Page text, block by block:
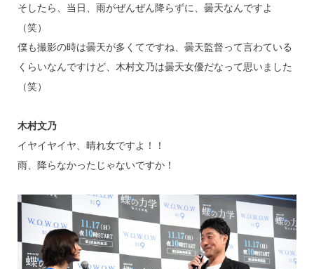
そしたら、当日、雨がぜんぜん降らずに、曇天なんですよ
（笑）
僕も撮影の時は曇天が多くてですね、曇天監督って言わている
くらいなんですけど、木村文乃は曇天女優だなって思いました
（笑）
木村文乃
イヤイヤイヤ、晴れ女ですよ！！
雨、降らなかったじゃないですか！